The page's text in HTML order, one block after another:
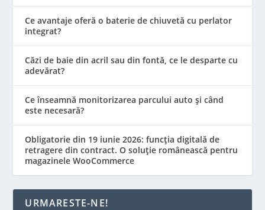
Ce avantaje oferă o baterie de chiuvetă cu perlator
integrat?
Căzi de baie din acril sau din fontă, ce le desparte cu
adevărat?
Ce înseamnă monitorizarea parcului auto și când
este necesară?
Obligatorie din 19 iunie 2026: funcția digitală de
retragere din contract. O soluție românească pentru
magazinele WooCommerce
URMARESTE-NE!